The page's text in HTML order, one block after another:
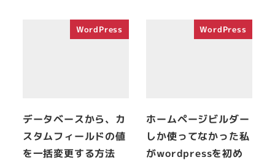
WordPress
データベースから、カ
スタムフィールドの値
を一括変更する方法
WordPress
ホームページビルダー
しか使ってなかった私
がwordpressを初め